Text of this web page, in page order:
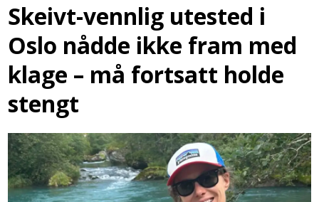
Skeivt-vennlig utested i
Oslo nådde ikke fram med
klage – må fortsatt holde
stengt